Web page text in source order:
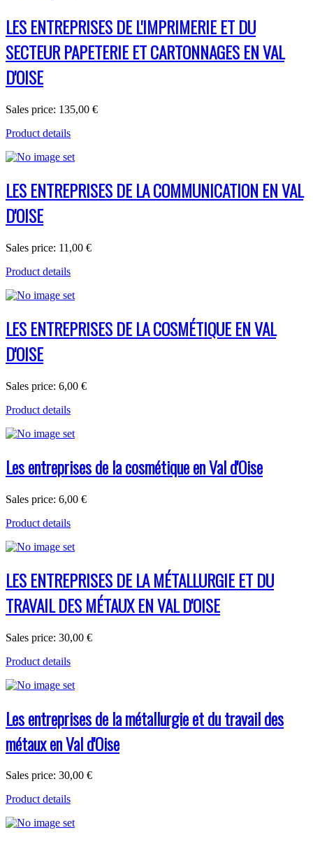
LES ENTREPRISES DE L'IMPRIMERIE ET DU
SECTEUR PAPETERIE ET CARTONNAGES EN VAL
D'OISE
Sales price: 135,00 €
Product details
LES ENTREPRISES DE LA COMMUNICATION EN VAL
D'OISE
Sales price: 11,00 €
Product details
LES ENTREPRISES DE LA COSMÉTIQUE EN VAL
D'OISE
Sales price: 6,00 €
Product details
Les entreprises de la cosmétique en Val d'Oise
Sales price: 6,00 €
Product details
LES ENTREPRISES DE LA MÉTALLURGIE ET DU
TRAVAIL DES MÉTAUX EN VAL D'OISE
Sales price: 30,00 €
Product details
Les entreprises de la métallurgie et du travail des
métaux en Val d'Oise
Sales price: 30,00 €
Product details